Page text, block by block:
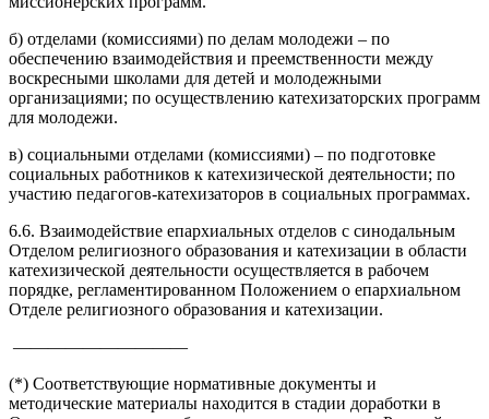
б) отделами (комиссиями) по делам молодежи – по
обеспечению взаимодействия и преемственности между
воскресными школами для детей и молодежными
организациями; по осуществлению катехизаторских программ
для молодежи.
в) социальными отделами (комиссиями) – по подготовке
социальных работников к катехизической деятельности; по
участию педагогов-катехизаторов в социальных программах.
6.6. Взаимодействие епархиальных отделов с синодальным
Отделом религиозного образования и катехизации в области
катехизической деятельности осуществляется в рабочем
порядке, регламентированном Положением о епархиальном
Отделе религиозного образования и катехизации.
——————————
(*) Соответствующие нормативные документы и
методические материалы находится в стадии доработки в